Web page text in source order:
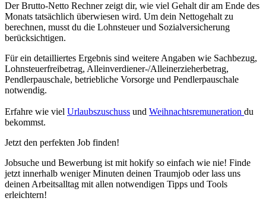
Der Brutto-Netto Rechner zeigt dir, wie viel Gehalt dir am Ende des
Monats tatsächlich überwiesen wird. Um dein Nettogehalt zu
berechnen, musst du die Lohnsteuer und Sozialversicherung
berücksichtigen.
Für ein detailliertes Ergebnis sind weitere Angaben wie Sachbezug,
Lohnsteuerfreibetrag, Alleinverdiener-/Alleinerzieherbetrag,
Pendlerpauschale, betriebliche Vorsorge und Pendlerpauschale
notwendig.
Erfahre wie viel Urlaubszuschuss und Weihnachtsremuneration du
bekommst.
Jetzt den perfekten Job finden!
Jobsuche und Bewerbung ist mit hokify so einfach wie nie! Finde
jetzt innerhalb weniger Minuten deinen Traumjob oder lass uns
deinen Arbeitsalltag mit allen notwendigen Tipps und Tools
erleichtern!